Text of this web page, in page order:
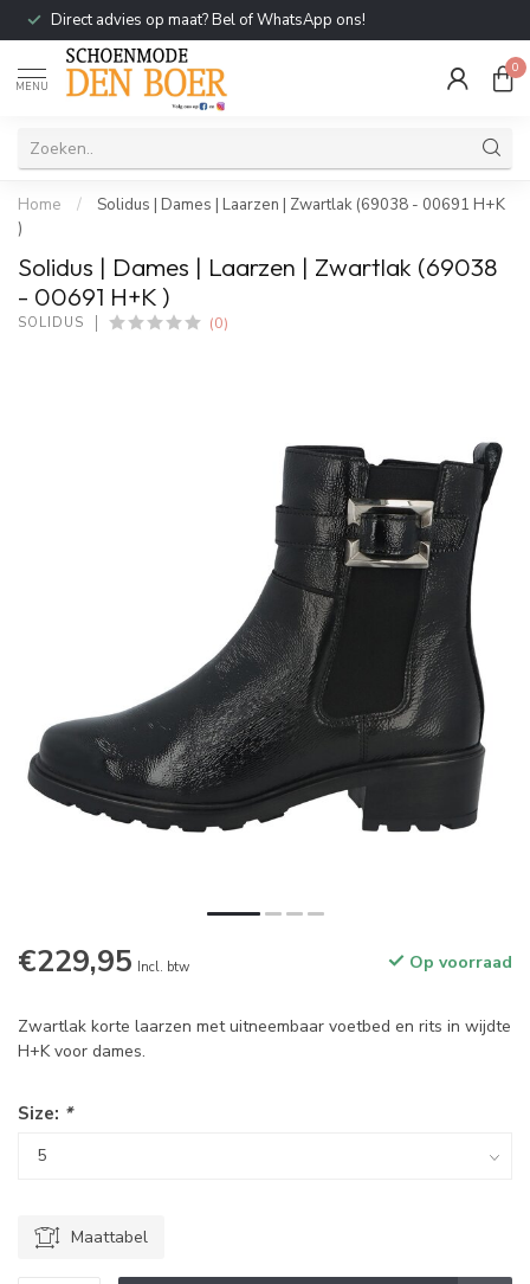
Direct advies op maat? Bel of WhatsApp ons!
MENU
0
Home /
Solidus | Dames | Laarzen | Zwartlak (69038 - 00691 H+K
)
Solidus | Dames | Laarzen | Zwartlak (69038
- 00691 H+K )
SOLIDUS (0)
€229,95 Incl. btw Op voorraad
Zwartlak korte laarzen met uitneembaar voetbed en rits in wijdte
H+K voor dames.
Size: *
Maattabel